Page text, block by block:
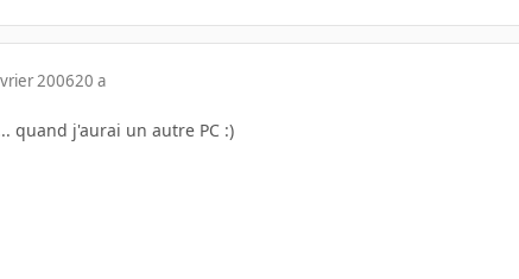
200620 a
quand j'aurai un autre PC :)